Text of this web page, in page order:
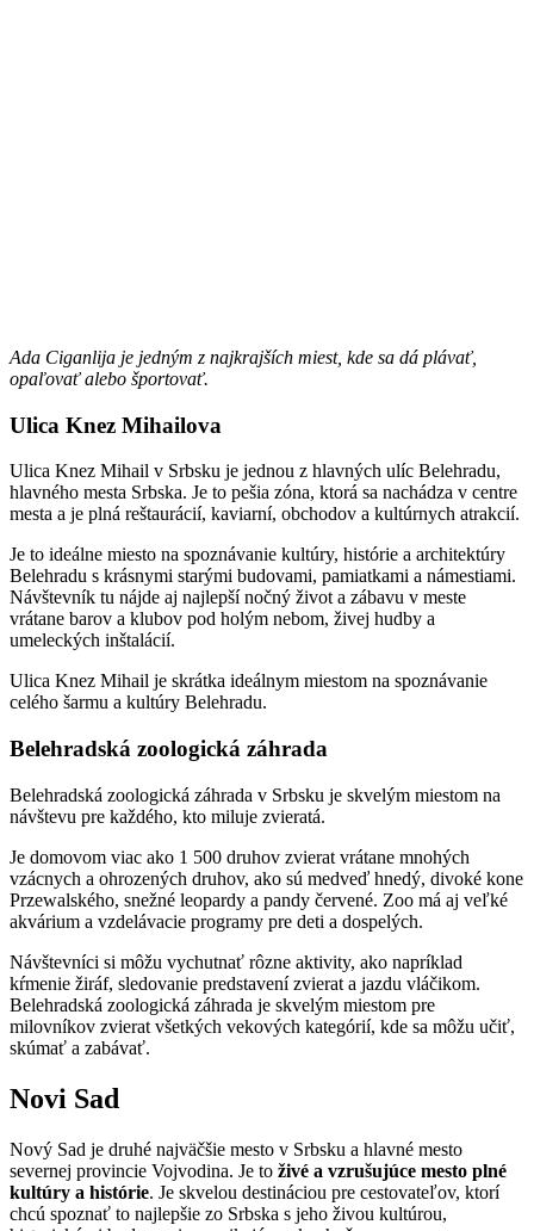
Ada Ciganlija je jedným z najkrajších miest, kde sa dá plávať,
opaľovať alebo športovať.
Ulica Knez Mihailova
Ulica Knez Mihail v Srbsku je jednou z hlavných ulíc Belehradu,
hlavného mesta Srbska. Je to pešia zóna, ktorá sa nachádza v centre
mesta a je plná reštaurácií, kaviarní, obchodov a kultúrnych atrakcií.
Je to ideálne miesto na spoznávanie kultúry, histórie a architektúry
Belehradu s krásnymi starými budovami, pamiatkami a námestiami.
Návštevník tu nájde aj najlepší nočný život a zábavu v meste
vrátane barov a klubov pod holým nebom, živej hudby a
umeleckých inštalácií.
Ulica Knez Mihail je skrátka ideálnym miestom na spoznávanie
celého šarmu a kultúry Belehradu.
Belehradská zoologická záhrada
Belehradská zoologická záhrada v Srbsku je skvelým miestom na
návštevu pre každého, kto miluje zvieratá.
Je domovom viac ako 1 500 druhov zvierat vrátane mnohých
vzácnych a ohrozených druhov, ako sú medveď hnedý, divoké kone
Przewalského, snežné leopardy a pandy červené. Zoo má aj veľké
akvárium a vzdelávacie programy pre deti a dospelých.
Návštevníci si môžu vychutnať rôzne aktivity, ako napríklad
kŕmenie žiráf, sledovanie predstavení zvierat a jazdu vláčikom.
Belehradská zoologická záhrada je skvelým miestom pre
milovníkov zvierat všetkých vekových kategórií, kde sa môžu učiť,
skúmať a zabávať.
Novi Sad
Nový Sad je druhé najväčšie mesto v Srbsku a hlavné mesto
severnej provincie Vojvodina. Je to živé a vzrušujúce mesto plné
kultúry a histórie. Je skvelou destináciou pre cestovateľov, ktorí
chcú spoznať to najlepšie zo Srbska s jeho živou kultúrou,